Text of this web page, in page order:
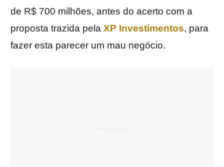
de R$ 700 milhões, antes do acerto com a
proposta trazida pela XP Investimentos, para
fazer esta parecer um mau negócio.